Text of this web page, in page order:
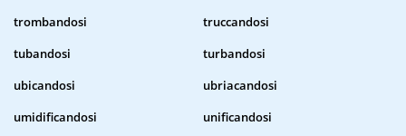
trombandosi
truccandosi
tubandosi
turbandosi
ubicandosi
ubriacandosi
umidificandosi
unificandosi